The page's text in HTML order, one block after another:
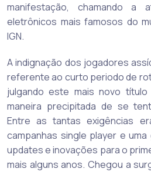
manifestação, chamando a
eletrônicos mais famosos do
IGN.
A indignação dos jogadores
referente ao curto periodo de
julgando este mais novo
maneira precipitada de se
Entre as tantas exigências
campanhas single player e
updates e inovações para o
mais alguns anos. Chegou a